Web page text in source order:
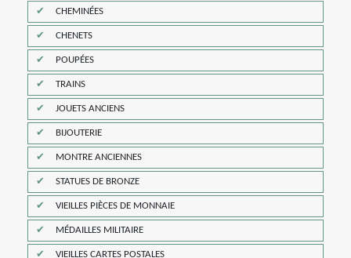
CHEMINÉES
CHENETS
POUPÉES
TRAINS
JOUETS ANCIENS
BIJOUTERIE
MONTRE ANCIENNES
STATUES DE BRONZE
VIEILLES PIÈCES DE MONNAIE
MÉDAILLES MILITAIRE
VIEILLES CARTES POSTALES